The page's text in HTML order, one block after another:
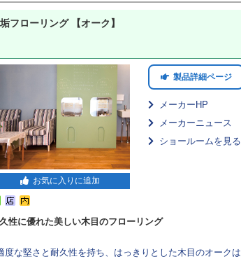
フローリング 【オーク】
お気に入りに追加
製品詳細ページ
メーカーHP
メーカーニュース
ショールームを見る
性に優れた美しい木目のフローリング
度な堅さと耐久性を持ち、はっきりとした木目のオークは